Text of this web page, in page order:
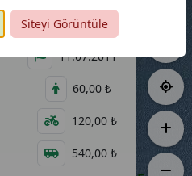
Fotoğraf
Galerisi
11.07.2011
60,00 ₺
120,00 ₺
540,00 ₺
Siteyi Görüntüle